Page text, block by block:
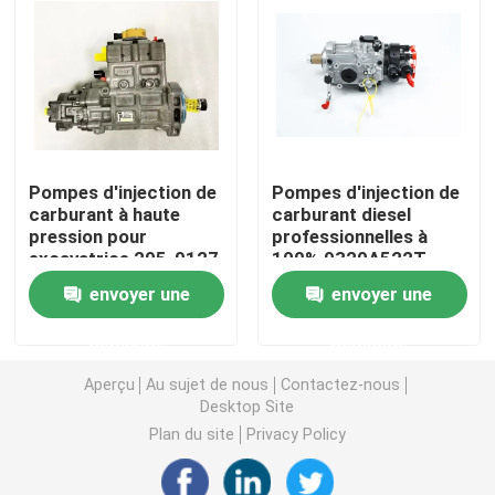
CAT Spare Parts
Pièces détachées de moteur
Pièces de moteur Perkins
pièces de moteur de deutz
Pièces de rechange de compresseur d'air
Pompe d'injection de carburant diesel
Pompes d'injection de
carburant à haute
pression pour
excavatrice 295-9127
295 9127 Pour moteur
C4.2
envoyer une
Pompes d'injection de
carburant diesel
professionnelles à
100% 9320A522T
9320A520T
2644H216envoyer une
Aperçu Au sujet de nous
Contactez-nous
Desktop Site
Plan du site
Privacy Policy